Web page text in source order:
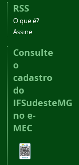
RSS
O que é?
Assine
Consulte
o
cadastro
do
IFSudesteMG
no e-
MEC